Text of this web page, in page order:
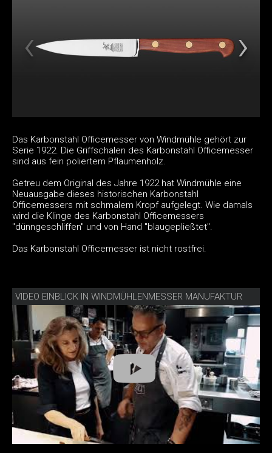
Das Karbonstahl Officemesser von Windmühle gehört zur
Serie 1922. Die Griffschalen des Karbonstahl Officemesser
sind aus fein poliertem Pflaumenholz.
Getreu dem Original des Jahre 1922 hat Windmühle eine
Neuausgabe dieses historischen Karbonstahl
Officemessers mit schmalem Kropf aufgelegt. Wie damals
wird die Klinge des Karbonstahl Officemessers
"dünngeschliffen" und von Hand "blaugepließtet".
Das Karbonstahl Officemesser ist nicht rostfrei.
VIDEO EINBLICK IN WINDMÜHLENMESSER MANUFAKTUR